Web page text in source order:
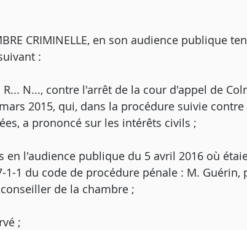
CRIMINELLE, en son audience publique
:
N..., contre l'arrêt de la cour d'appel de
2015, qui, dans la procédure suivie
a prononcé sur les intérêts civils ;
en l'audience publique du 5 avril 2016 où
1 du code de procédure pénale : M. Guérin,
de la chambre ;
;